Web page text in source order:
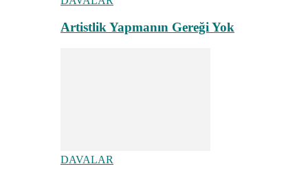
Artistlik Yapmanın Gereği Yok
DAVALAR